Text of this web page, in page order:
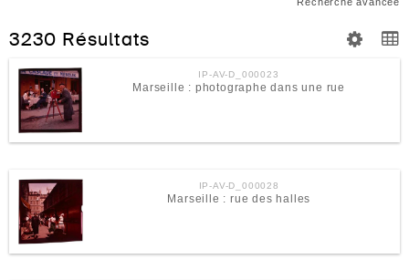
3230 Résultats
IP-AV-D_000023
Marseille : photographe dans une rue
IP-AV-D_000028
Marseille : rue des halles